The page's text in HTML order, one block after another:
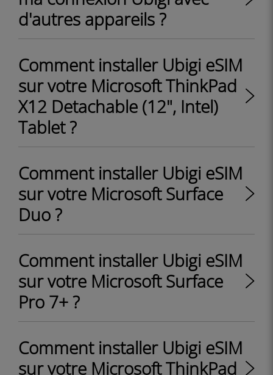
d'autres appareils ?
Comment installer Ubigi eSIM
sur votre Microsoft ThinkPad
X12 Detachable (12", Intel)
Tablet ?
Comment installer Ubigi eSIM
sur votre Microsoft Surface
Duo ?
Comment installer Ubigi eSIM
sur votre Microsoft Surface
Pro 7+ ?
Comment installer Ubigi eSIM
sur votre Microsoft ThinkPad